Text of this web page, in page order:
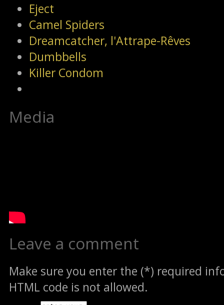
Eject
Camel Spiders
Dreamcatcher, l'Attrape-Rêves
Dumbbells
Killer Condom
Media
Leave a comment
Make sure you enter the (*) required
HTML code is not allowed.